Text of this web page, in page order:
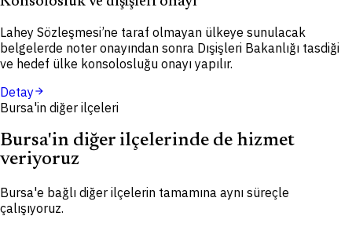
Lahey Sözleşmesi’ne taraf olmayan ülkeye sunulacak
belgelerde noter onayından sonra Dışişleri Bakanlığı tasdiği
ve hedef ülke konsolosluğu onayı yapılır.
Detayarrow_forward
Bursa'in diğer ilçeleri
Bursa'in diğer ilçelerinde de hizmet
veriyoruz
Bursa'e bağlı diğer ilçelerin tamamına aynı süreçle
çalışıyoruz.